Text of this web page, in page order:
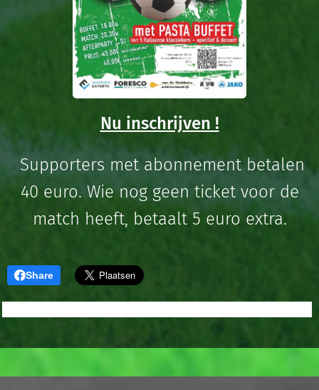
Nu inschrijven !
Supporters met abonnement betalen
40 euro. Wie nog geen ticket voor de
match heeft, betaalt 5 euro extra.
Share